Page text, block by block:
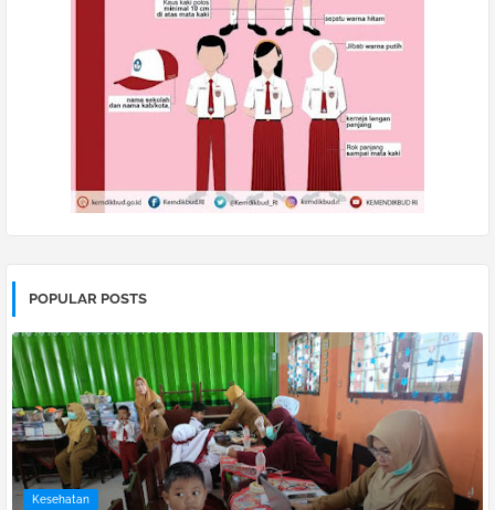
POPULAR POSTS
Kesehatan